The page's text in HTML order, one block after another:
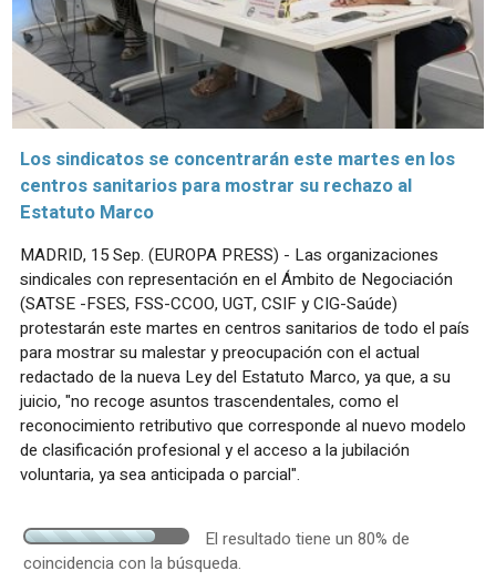
Los sindicatos se concentrarán este martes en los
centros sanitarios para mostrar su rechazo al
Estatuto Marco
MADRID, 15 Sep. (EUROPA PRESS) - Las organizaciones
sindicales con representación en el Ámbito de Negociación
(SATSE -FSES, FSS-CCOO, UGT, CSIF y CIG-Saúde)
protestarán este martes en centros sanitarios de todo el país
para mostrar su malestar y preocupación con el actual
redactado de la nueva Ley del Estatuto Marco, ya que, a su
juicio, "no recoge asuntos trascendentales, como el
reconocimiento retributivo que corresponde al nuevo modelo
de clasificación profesional y el acceso a la jubilación
voluntaria, ya sea anticipada o parcial".
El resultado tiene un 80% de
coincidencia con la búsqueda.